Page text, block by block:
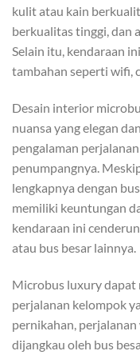
kulit atau kain
berkualitas tinggi, dan
Selain itu, kendaraan
tambahan seperti wifi,
Desain interior
nuansa yang elegan
pengalaman
penumpangnya.
lengkapnya dengan
memiliki keuntungan
kendaraan ini
atau bus besar lainnya.
Microbus luxury
perjalanan kelompok
pernikahan,
dijangkau oleh bus